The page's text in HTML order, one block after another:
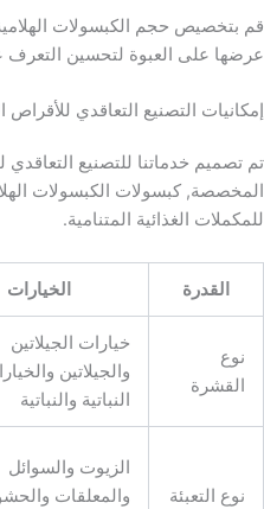
قم بتخصيص حجم الكبسولات
عرضها على العبوة لتحسين التعرف
إمكانيات التصنيع التعاقدي للأقراص
تم تصميم خدماتنا للتصنيع التعاقدي
المخصصة, كبسولات الكبسولات
للمكملات الغذائية المتنامية.
القدرة الخيارات
نوع
القشرة
خيارات الجيلاتين
والجيلاتين
النباتية والنباتية
نوع التعبئة
الزيوت والسوائل
والمعلقات